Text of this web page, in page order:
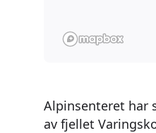
Alpinsenteret har
av fjellet